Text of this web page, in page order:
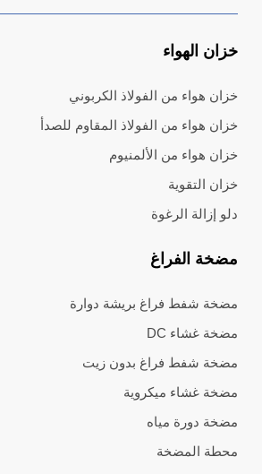
خزان الهواء
خزان هواء من الفولاذ الكربوني
خزان هواء من الفولاذ المقاوم للصدأ
خزان هواء من الألمنيوم
خزان التقوية
دلو إزالة الرغوة
مضخة الفراغ
مضخة شفط فراغ بريشة دوارة
مضخة غشاء DC
مضخة شفط فراغ بدون زيت
مضخة غشاء ميكروية
مضخة دورة مياه
محطة المضخة